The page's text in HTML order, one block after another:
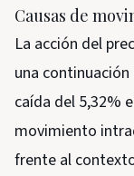
Causas de
La acción del
una
caída del 5,32%
movimiento
frente al